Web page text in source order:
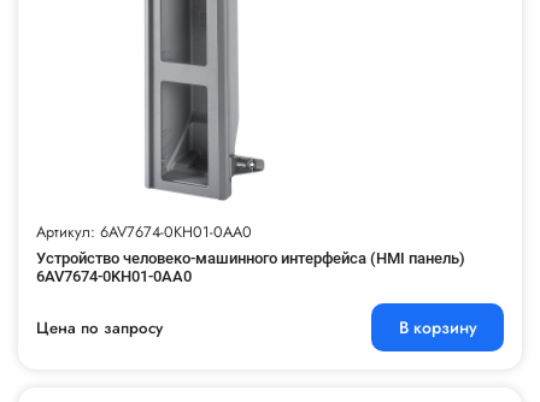
Артикул: 6AV7674-0KH01-0AA0
Устройство человеко-машинного интерфейса (HMI панель)
6AV7674-0KH01-0AA0
Цена по запросу В корзину